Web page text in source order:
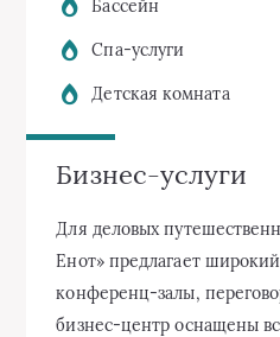
Бассейн
Спа-услуги
Детская комната
Бизнес-услуги
Для деловых
Енот» предлагает широкий
конференц-залы,
бизнес-центр оснащены